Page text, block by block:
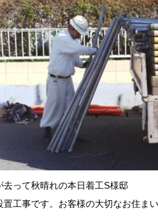
去って秋晴れの本日着工S様邸
置工事です。お客様の大切なお住ま